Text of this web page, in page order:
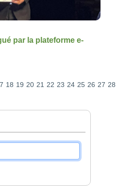
par la plateforme e-
18 19 20 21 22 23 24 25 26 27 28